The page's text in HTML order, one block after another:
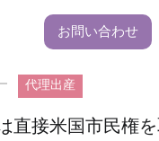
お問い合わせ
代理出産
直接米国市民権